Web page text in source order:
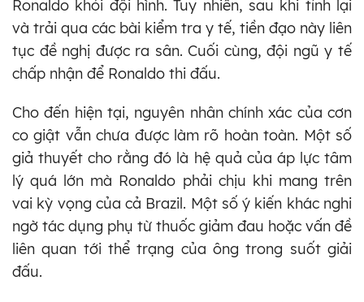
Ronaldo khỏi đội hình. Tuy nhiên, sau khi tỉnh lại
và trải qua các bài kiểm tra y tế, tiền đạo này liên
tục đề nghị được ra sân. Cuối cùng, đội ngũ y tế
chấp nhận để Ronaldo thi đấu.
Cho đến hiện tại, nguyên nhân chính xác của cơn
co giật vẫn chưa được làm rõ hoàn toàn. Một số
giả thuyết cho rằng đó là hệ quả của áp lực tâm
lý quá lớn mà Ronaldo phải chịu khi mang trên
vai kỳ vọng của cả Brazil. Một số ý kiến khác nghi
ngờ tác dụng phụ từ thuốc giảm đau hoặc vấn đề
liên quan tới thể trạng của ông trong suốt giải
đấu.